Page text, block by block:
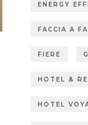
ENERGY
FACCIA A
FIERE
HOTEL &
HOTEL